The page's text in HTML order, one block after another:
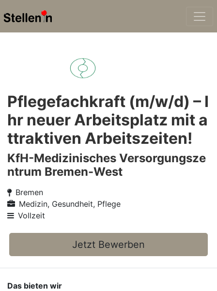
Pflegefachkraft (m/w/d) – I
hr neuer Arbeitsplatz mit a
ttraktiven Arbeitszeiten!
KfH-Medizinisches Versorgungsze
ntrum Bremen-West
Bremen
Medizin, Gesundheit, Pflege
Vollzeit
Jetzt Bewerben
Das bieten wir